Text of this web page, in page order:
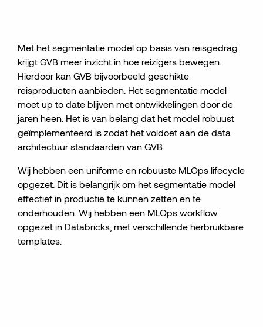
Met het segmentatie model op basis van reisgedrag
krijgt GVB meer inzicht in hoe reizigers bewegen.
Hierdoor kan GVB bijvoorbeeld geschikte
reisproducten aanbieden. Het segmentatie model
moet up to date blijven met ontwikkelingen door de
jaren heen. Het is van belang dat het model robuust
geïmplementeerd is zodat het voldoet aan de data
architectuur standaarden van GVB.
Wij hebben een uniforme en robuuste MLOps lifecycle
opgezet. Dit is belangrijk om het segmentatie model
effectief in productie te kunnen zetten en te
onderhouden. Wij hebben een MLOps workflow
opgezet in Databricks, met verschillende herbruikbare
templates